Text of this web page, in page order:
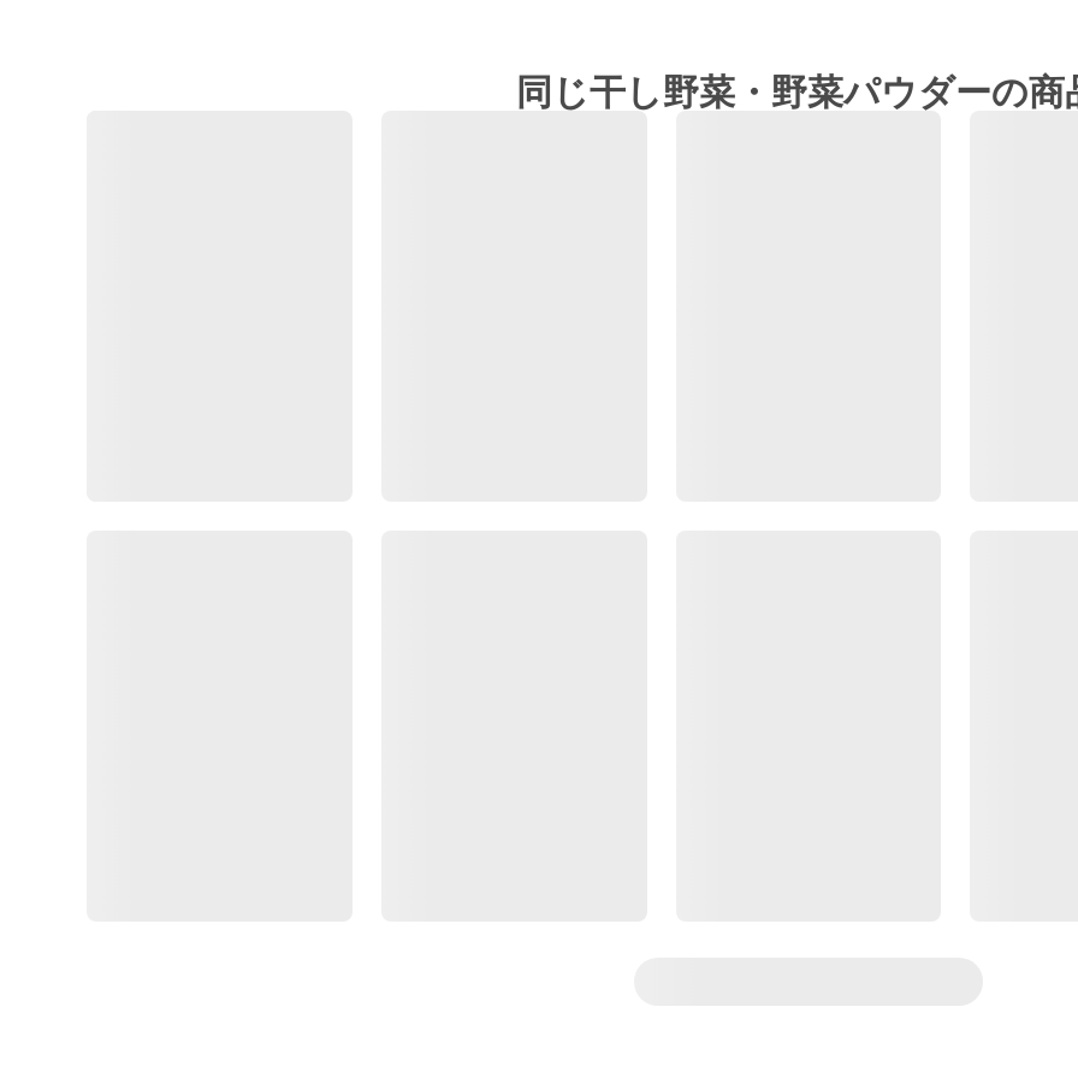
同じ干し野菜・野菜パウダーの商